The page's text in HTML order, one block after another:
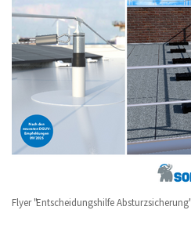
Flyer "Entscheidungshilfe Absturzsicherung"